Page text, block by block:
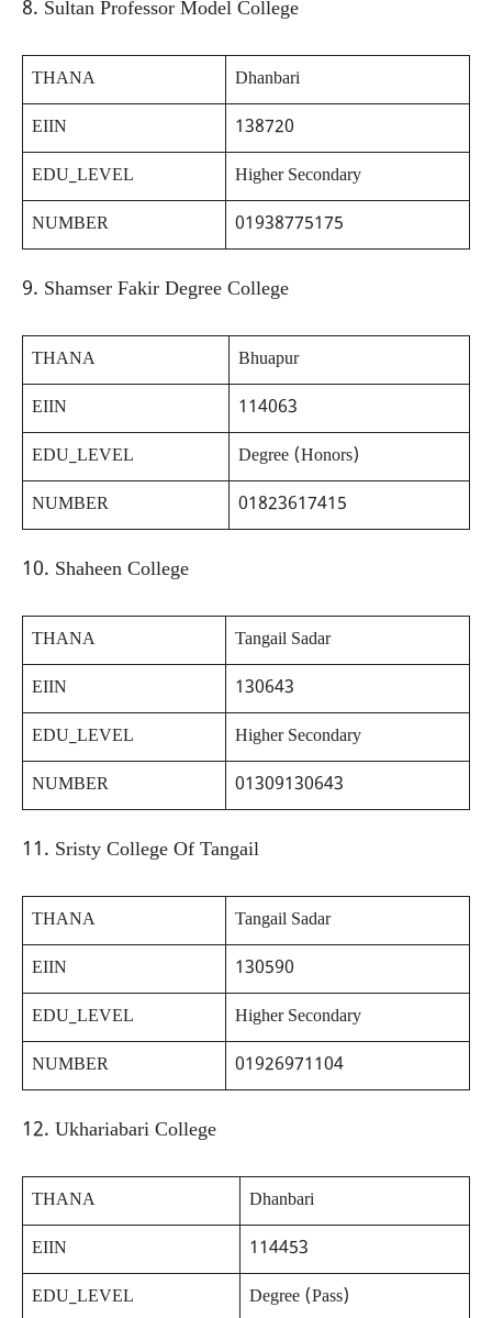
8. Sultan Professor Model College
THANA
Dhanbari
EIIN
138720
EDU_LEVEL
Higher Secondary
NUMBER
01938775175
9. Shamser Fakir Degree College
THANA
Bhuapur
EIIN
114063
EDU_LEVEL
Degree (Honors)
NUMBER
01823617415
10. Shaheen College
THANA
Tangail Sadar
EIIN
130643
EDU_LEVEL
Higher Secondary
NUMBER
01309130643
11. Sristy College Of Tangail
THANA
Tangail Sadar
EIIN
130590
EDU_LEVEL
Higher Secondary
NUMBER
01926971104
12. Ukhariabari College
THANA
Dhanbari
EIIN
114453
EDU_LEVEL
Degree (Pass)